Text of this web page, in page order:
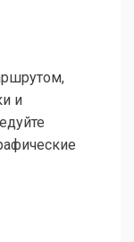
и